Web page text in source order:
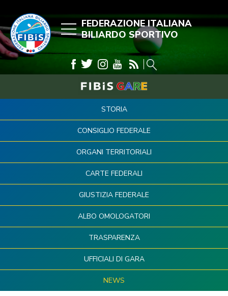
FEDERAZIONE ITALIANA
BILIARDO SPORTIVO
STORIA
CONSIGLIO FEDERALE
ORGANI TERRITORIALI
CARTE FEDERALI
GIUSTIZIA FEDERALE
ALBO OMOLOGATORI
TRASPARENZA
UFFICIALI DI GARA
NEWS